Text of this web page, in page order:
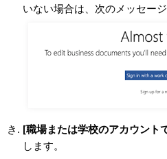
いない場合は、次のメッセージ
[職場または学校のアカウント
します。